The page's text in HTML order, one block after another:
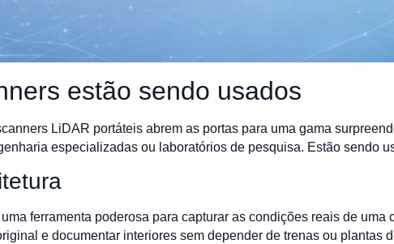
estão sendo usados
LiDAR portáteis abrem as portas para uma gama
especializadas ou laboratórios de pesquisa. Estão sendo
ferramenta poderosa para capturar as condições reais de uma
e documentar interiores sem depender de trenas ou plantas